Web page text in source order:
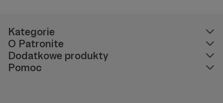
Kategorie
O Patronite
Dodatkowe produkty
Pomoc